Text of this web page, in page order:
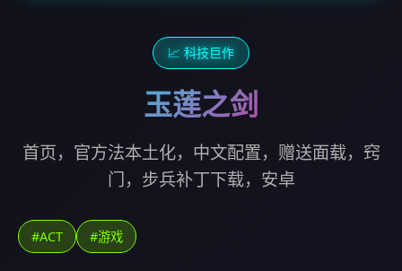
📈 科技巨作
玉莲之剑
首页，官方法本土化，中文配置，赠送面载，窍
门，步兵补丁下载，安卓
#ACT #游戏